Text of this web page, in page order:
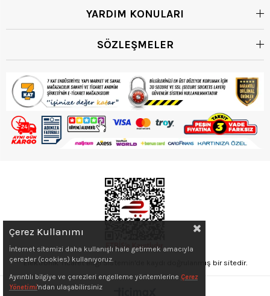
YARDIM KONULARI
SÖZLEŞMELER
Elektronik Ticaret Bilgi Sistemin'de kaydı doğrulanmış bir sitedir.
Çerez Kullanımı
İnternet sitemizi daha kullanışlı hale getirmek amacıyla
çerezler (cookies) kullanıyoruz.
Ayrıntılı bilgiye ve çerezleri engelleme yöntemlerine Çerez
Yönetimi'ndan ulaşabilirsiniz